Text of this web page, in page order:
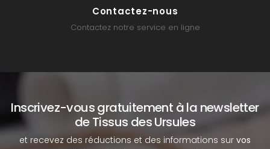
Contactez-nous
Contactez notre service en ligne
Inscrivez-vous gratuitement à la newsletter
de Tissus des Ursules
et recevez des réductions et des informations sur vos